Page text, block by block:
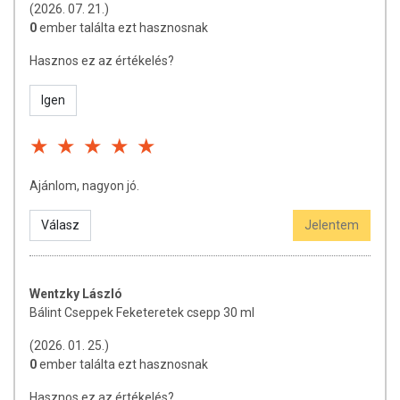
(2026. 07. 21.)
0ember találta ezt hasznosnak
Hasznos ez az értékelés?
Igen
Ajánlom, nagyon jó.
Válasz Jelentem
Wentzky László
Bálint Cseppek Feketeretek csepp 30 ml
(2026. 01. 25.)
0ember találta ezt hasznosnak